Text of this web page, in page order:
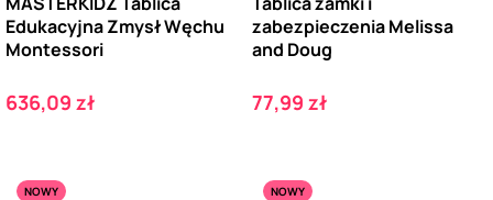
Edukacyjna Zmysł Węchu
Montessori
Cena
636,09 zł
zabezpieczenia Melissa
and Doug
Cena
77,99 zł
NOWY NOWY